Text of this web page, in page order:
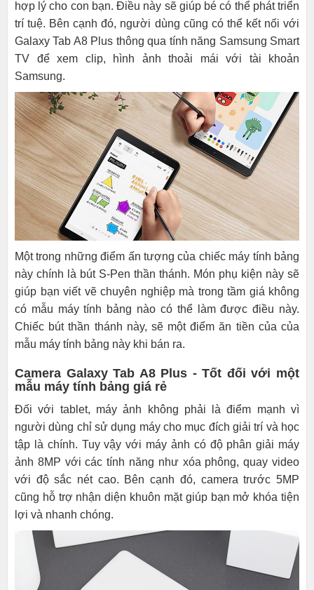
hợp lý cho con bạn. Điều này sẽ giúp bé có thể phát triển
trí tuệ. Bên cạnh đó, người dùng cũng có thể kết nối với
Galaxy Tab A8 Plus thông qua tính năng Samsung Smart
TV để xem clip, hình ảnh thoải mái với tài khoản
Samsung.
Một trong những điểm ấn tượng của chiếc máy tính bảng
này chính là bút S-Pen thần thánh. Món phụ kiện này sẽ
giúp bạn viết vẽ chuyên nghiệp mà trong tầm giá không
có mẫu máy tính bảng nào có thể làm được điều này.
Chiếc bút thần thánh này, sẽ một điểm ăn tiền của của
mẫu máy tính bảng này khi bán ra.
Camera Galaxy Tab A8 Plus - Tốt đối với một
mẫu máy tính bảng giá rẻ
Đối với tablet, máy ảnh không phải là điểm mạnh vì
người dùng chỉ sử dụng máy cho mục đích giải trí và học
tập là chính. Tuy vậy với máy ảnh có độ phân giải máy
ảnh 8MP với các tính năng như xóa phông, quay video
với độ sắc nét cao. Bên cạnh đó, camera trước 5MP
cũng hỗ trợ nhận diện khuôn mặt giúp bạn mở khóa tiện
lợi và nhanh chóng.